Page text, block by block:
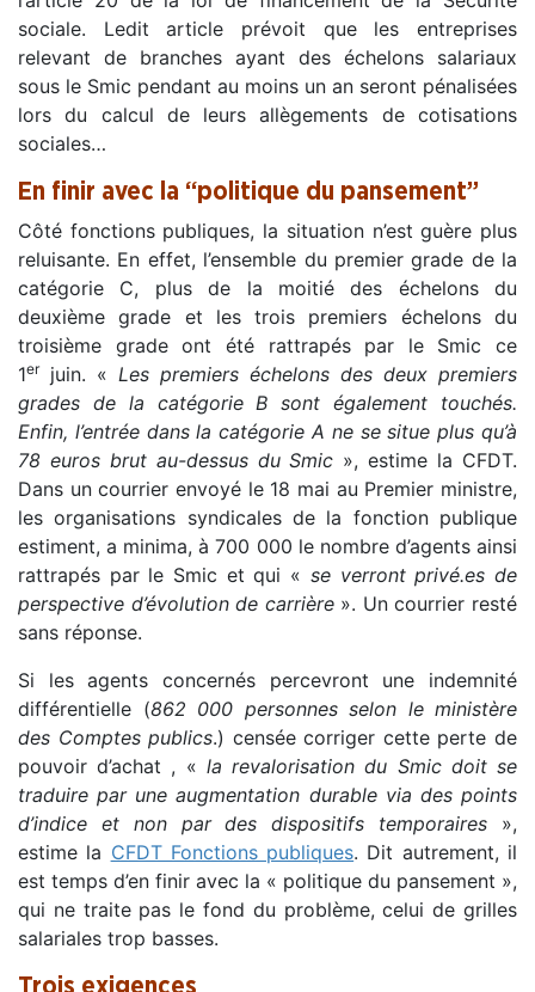
sociale. Ledit article prévoit que les entreprises
relevant de branches ayant des échelons salariaux
sous le Smic pendant au moins un an seront pénalisées
lors du calcul de leurs allègements de cotisations
sociales…
En finir avec la “politique du pansement”
Côté fonctions publiques, la situation n’est guère plus
reluisante. En effet, l’ensemble du premier grade de la
catégorie C, plus de la moitié des échelons du
deuxième grade et les trois premiers échelons du
troisième grade ont été rattrapés par le Smic ce
1erjuin. « Les premiers échelons des deux premiers
grades de la catégorie B sont également touchés.
Enfin, l’entrée dans la catégorie A ne se situe plus qu’à
78 euros brut au-dessus du Smic », estime la CFDT.
Dans un courrier envoyé le 18 mai au Premier ministre,
les organisations syndicales de la fonction publique
estiment, a minima, à 700 000 le nombre d’agents ainsi
rattrapés par le Smic et qui « se verront privé.es de
perspective d’évolution de carrière». Un courrier resté
sans réponse.
Si les agents concernés percevront une indemnité
différentielle (862 000 personnes selon le ministère
des Comptes publics.) censée corriger cette perte de
pouvoir d’achat , « la revalorisation du Smic doit se
traduire par une augmentation durable via des points
d’indice et non par des dispositifs temporaires »,
estime la CFDT Fonctions publiques. Dit autrement, il
est temps d’en finir avec la « politique du pansement »,
qui ne traite pas le fond du problème, celui de grilles
salariales trop basses.
Trois exigences